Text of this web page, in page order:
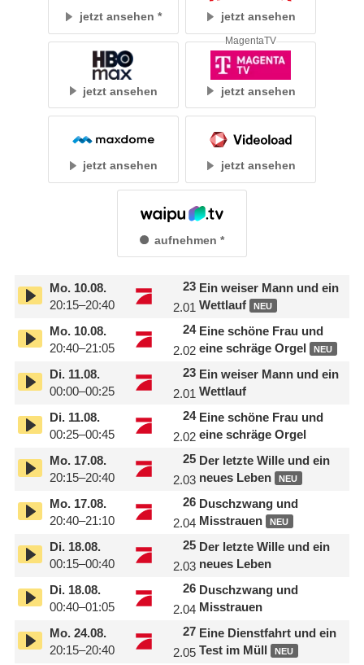
jetzt ansehen jetzt ansehen
jetzt ansehen jetzt ansehen
MagentaTV
jetzt ansehen jetzt ansehen
aufnehmen
Mo.10.08.
20:15–20:40
23
2.01
Ein weiser Mann und ein
Wettlauf
NEU
Mo.10.08.
20:40–21:05
24
2.02
Eine schöne Frau und
eine schräge Orgel
NEU
Di.11.08.
00:00–00:25
23
2.01
Ein weiser Mann und ein
Wettlauf
Di.11.08.
00:25–00:45
24
2.02
Eine schöne Frau und
eine schräge Orgel
Mo.17.08.
20:15–20:40
25
2.03
Der letzte Wille und ein
neues Leben
NEU
Mo.17.08.
20:40–21:10
26
2.04
Duschzwang und
Misstrauen
NEU
Di.18.08.
00:15–00:40
25
2.03
Der letzte Wille und ein
neues Leben
Di.18.08.
00:40–01:05
26
2.04
Duschzwang und
Misstrauen
Mo.24.08.
20:15–20:40
27
2.05
Eine Dienstfahrt und ein
Test im Müll
NEU